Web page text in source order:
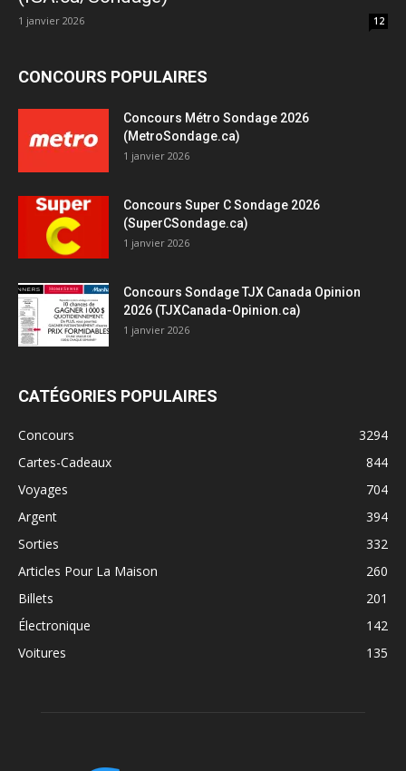
1 janvier 2026 12
CONCOURS POPULAIRES
Concours Métro Sondage 2026
(MetroSondage.ca)
1 janvier 2026
Concours Super C Sondage 2026
(SuperCSondage.ca)
1 janvier 2026
Concours Sondage TJX Canada Opinion
2026 (TJXCanada-Opinion.ca)
1 janvier 2026
CATÉGORIES POPULAIRES
Concours
3294
Cartes-Cadeaux
844
Voyages
704
Argent
394
Sorties
332
Articles Pour La Maison
260
Billets
201
Électronique
142
Voitures
135